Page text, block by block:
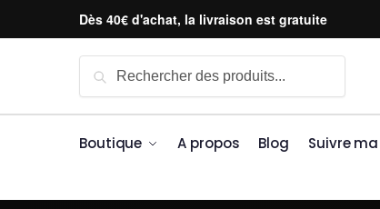
Skip to navigation
Skip to contentDès 40€ d'achat, la livraison est gratuite
Recherche pour :
Recherche
Boutique A propos Blog Suivre